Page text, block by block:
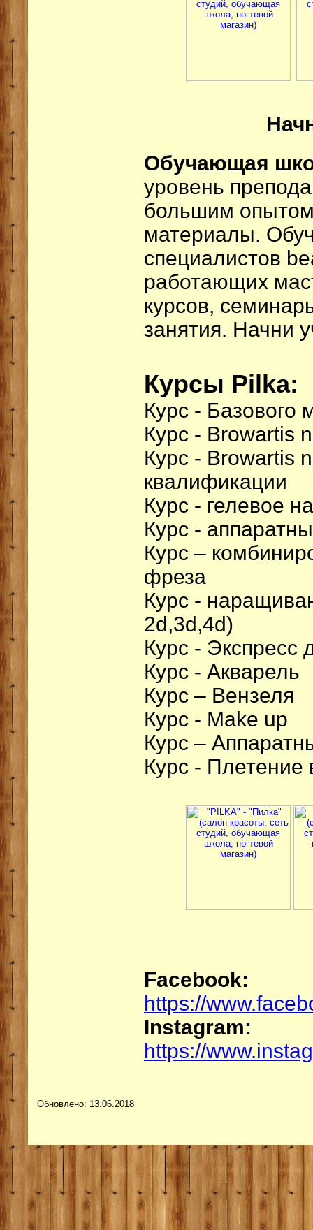
Обучающая
уровень
большим
материалы.
специалистов
работающих
курсов,
занятия. Начни
Курсы Pilka:
Курс - Базового
Курс - Browartis
Курс - Browartis
квалификации
Курс - гелевое
Курс -
Курс –
фреза
Курс -
2d,3d,4d)
Курс - Экспресс
Курс - Акварель
Курс – Вензеля
Курс - Make up
Курс –
Курс - Плетение
Facebook:
https://
Instagram:
https://
Обновлено: 13.06.2018